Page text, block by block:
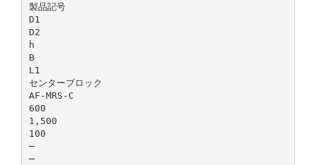
製品記号
D1
D2
h
B
L1
センターブロック
AF-MRS-C
600
1,500
100
─
─